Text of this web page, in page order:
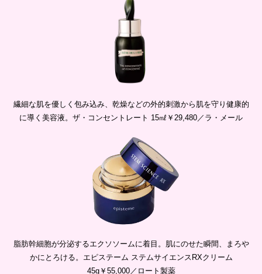
繊細な肌を優しく包み込み、乾燥などの外的刺激から肌を守り健康的
に導く美容液。ザ・コンセントレート 15㎖￥29,480／ラ・メール
脂肪幹細胞が分泌するエクソソームに着目。肌にのせた瞬間、まろや
かにとろける。エピステーム ステムサイエンスRXクリーム
45g￥55,000／ロート製薬